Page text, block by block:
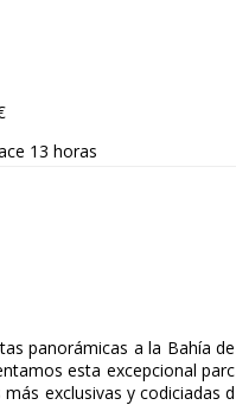
13 horas
panorámicas a la Bahía de
esta excepcional parc
exclusivas y codiciadas d